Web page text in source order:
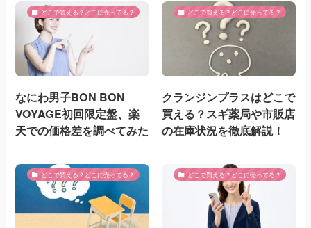
どこで買える？どこに売ってる？
なにわ男子BON BON
VOYAGE初回限定盤、楽
天での価格差を調べてみた
どこで買える？どこに売ってる？
クランジンプラスはどこで
買える？スギ薬局や市販店
の在庫状況を徹底解説！
どこで買える？どこに売ってる？ どこで買える？どこに売ってる？